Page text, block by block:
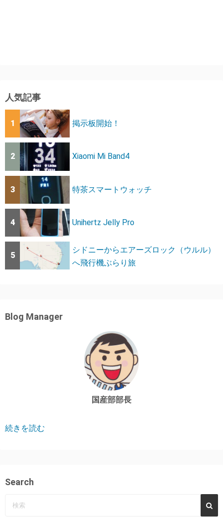
人気記事
1 掲示板開始！
2 Xiaomi Mi Band4
3 特茶スマートウォッチ
4 Unihertz Jelly Pro
5
シドニーからエアーズロック（ウルル）
へ飛行機ぶらり旅
Blog Manager
国産部部長
続きを読む
Search